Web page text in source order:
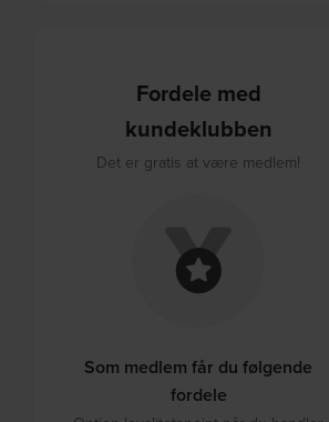
Fordele med
kundeklubben
Det er gratis at være medlem!
Som medlem får du følgende
fordele